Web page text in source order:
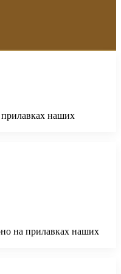
наших
на прилавках наших